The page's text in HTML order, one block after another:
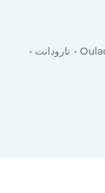
تارودانت